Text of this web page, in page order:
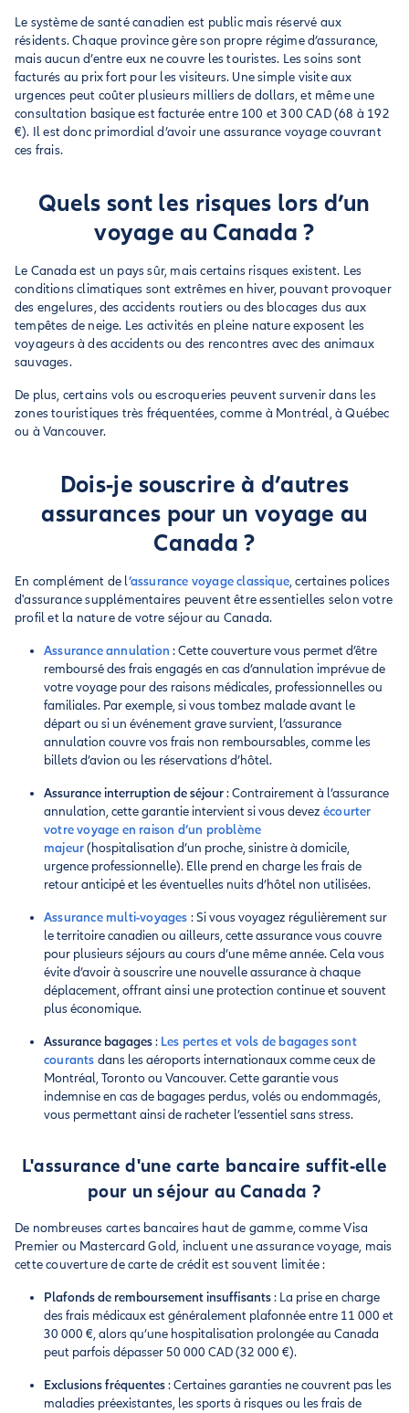
Le système de santé canadien est public mais réservé aux
résidents. Chaque province gère son propre régime d’assurance,
mais aucun d’entre eux ne couvre les touristes. Les soins sont
facturés au prix fort pour les visiteurs. Une simple visite aux
urgences peut coûter plusieurs milliers de dollars, et même une
consultation basique est facturée entre 100 et 300 CAD (68 à 192
€). Il est donc primordial d’avoir une assurance voyage couvrant
ces frais.
Quels sont les risques lors d’un
voyage au Canada ?
Le Canada est un pays sûr, mais certains risques existent. Les
conditions climatiques sont extrêmes en hiver, pouvant provoquer
des engelures, des accidents routiers ou des blocages dus aux
tempêtes de neige. Les activités en pleine nature exposent les
voyageurs à des accidents ou des rencontres avec des animaux
sauvages.
De plus, certains vols ou escroqueries peuvent survenir dans les
zones touristiques très fréquentées, comme à Montréal, à Québec
ou à Vancouver.
Dois-je souscrire à d’autres
assurances pour un voyage au
Canada ?
En complément de l’assurance voyage classique, certaines polices
d'assurance supplémentaires peuvent être essentielles selon votre
profil et la nature de votre séjour au Canada.
Assurance annulation : Cette couverture vous permet d’être
remboursé des frais engagés en cas d’annulation imprévue de
votre voyage pour des raisons médicales, professionnelles ou
familiales. Par exemple, si vous tombez malade avant le
départ ou si un événement grave survient, l’assurance
annulation couvre vos frais non remboursables, comme les
billets d’avion ou les réservations d’hôtel.
Assurance interruption de séjour: Contrairement à l’assurance
annulation, cette garantie intervient si vous devez écourter
votre voyage en raison d’un problème
majeur(hospitalisation d’un proche, sinistre à domicile,
urgence professionnelle). Elle prend en charge les frais de
retour anticipé et les éventuelles nuits d’hôtel non utilisées.
Assurance multi-voyages : Si vous voyagez régulièrement sur
le territoire canadien ou ailleurs, cette assurance vous couvre
pour plusieurs séjours au cours d’une même année. Cela vous
évite d’avoir à souscrire une nouvelle assurance à chaque
déplacement, offrant ainsi une protection continue et souvent
plus économique.
Assurance bagages: Les pertes et vols de bagages sont
courants dans les aéroports internationaux comme ceux de
Montréal, Toronto ou Vancouver. Cette garantie vous
indemnise en cas de bagages perdus, volés ou endommagés,
vous permettant ainsi de racheter l’essentiel sans stress.
L'assurance d'une carte bancaire suffit-elle
pour un séjour au Canada ?
De nombreuses cartes bancaires haut de gamme, comme Visa
Premier ou Mastercard Gold, incluent une assurance voyage, mais
cette couverture de carte de crédit est souvent limitée :
Plafonds de remboursement insuffisants: La prise en charge
des frais médicaux est généralement plafonnée entre 11 000 et
30 000 €, alors qu’une hospitalisation prolongée au Canada
peut parfois dépasser 50 000 CAD (32 000 €).
Exclusions fréquentes: Certaines garanties ne couvrent pas les
maladies préexistantes, les sports à risques ou les frais de